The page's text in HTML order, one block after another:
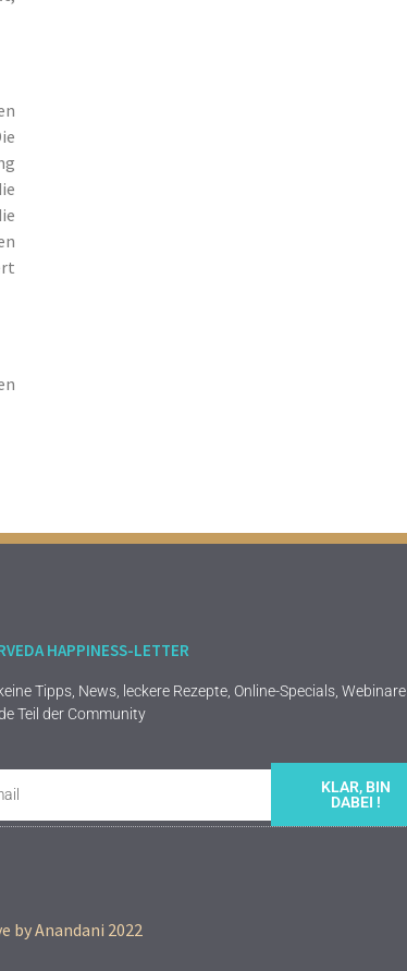
HAPPINESS-LETTER
Tipps, News, leckere Rezepte, Online-Specials, Webinare
Teil der Community
KLAR, BIN
DABEI !
by Anandani 2022